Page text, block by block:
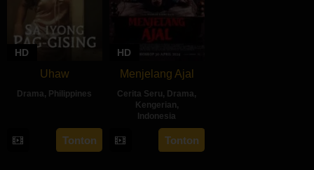
HD
Uhaw
Drama, Philippines
Aug
2024
Bonifacio
Tonton
HD
Menjelang Ajal
Cerita Seru, Drama,
Kengerian,
Indonesia
30
Apr
Hadrah
Daeng
Tonton